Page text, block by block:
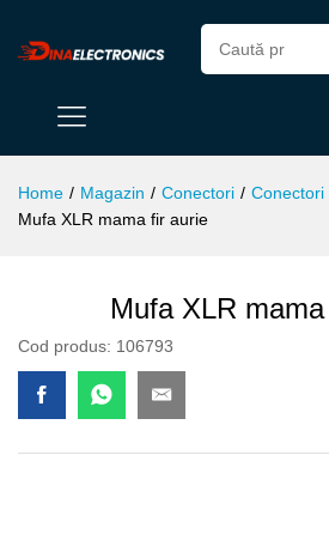
Home / Magazin / Conectori / Conectori
Mufa XLR mama fir aurie
Mufa XLR
Cod produs: 106793